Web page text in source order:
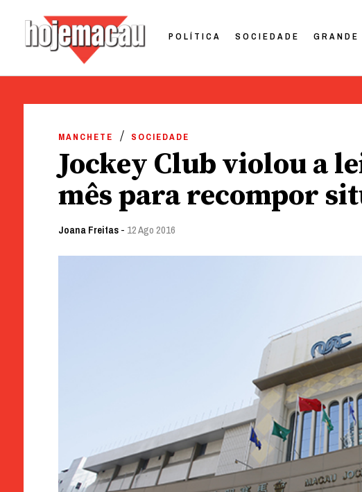
POLÍTICA SOCIEDADE GRANDE
MANCHETE SOCIEDADE
Jockey Club violou a
mês para recompor
Joana Freitas- 12 Ago 2016